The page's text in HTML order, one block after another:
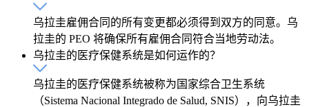
乌拉圭雇佣合同的所有变更都必须得到双方的同意。乌
拉圭的 PEO 将确保所有雇佣合同符合当地劳动法。
乌拉圭的医疗保健系统是如何运作的？
乌拉圭的医疗保健系统被称为国家综合卫生系统
（Sistema Nacional Integrado de Salud, SNIS），向乌拉圭